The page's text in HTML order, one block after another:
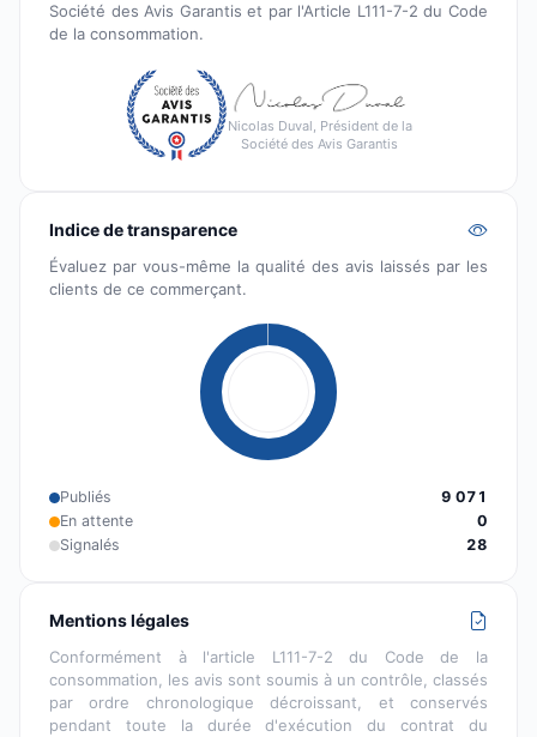
Société des Avis Garantis et par l'Article L111-7-2 du Code
de la consommation.
Nicolas Duval, Président de la
Société des Avis Garantis
Indice de transparence
Évaluez par vous-même la qualité des avis laissés par les
clients de ce commerçant.
Publiés
9 071
En attente
0
Signalés
28
Mentions légales
Conformément à l'article L111-7-2 du Code de la
consommation, les avis sont soumis à un contrôle, classés
par ordre chronologique décroissant, et conservés
pendant toute la durée d'exécution du contrat du